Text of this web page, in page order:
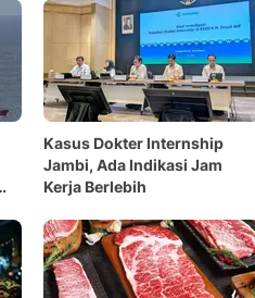
Kasus Dokter Internship
Jambi, Ada Indikasi Jam
Kerja Berlebih